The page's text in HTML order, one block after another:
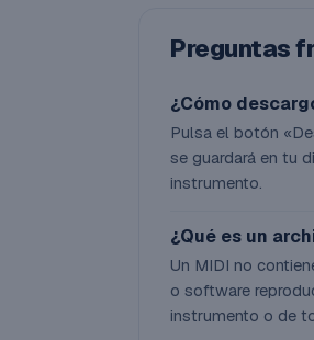
Preguntas
¿Cómo
Pulsa el botón
se guardará en tu
instrumento.
¿Qué es un
Un MIDI no
o software
instrumento o de